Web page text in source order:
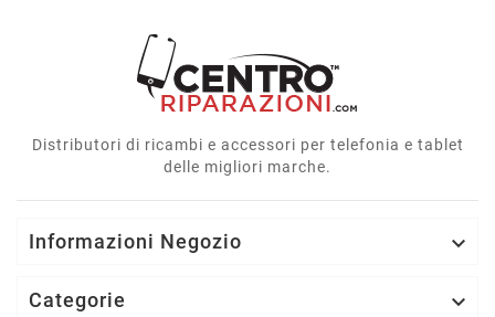
Distributori di ricambi e accessori per telefonia e tablet
delle migliori marche.
Informazioni Negozio 
Categorie 